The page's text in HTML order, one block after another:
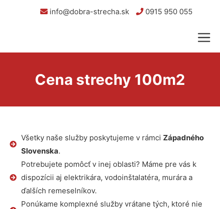
info@dobra-strecha.sk 0915 950 055
Cena strechy 100m2
Všetky naše služby poskytujeme v rámci Západného
Slovenska.
Potrebujete pomôcť v inej oblasti? Máme pre vás k
dispozícii aj elektrikára, vodoinštalatéra, murára a
ďalších remeselníkov.
Ponúkame komplexné služby vrátane tých, ktoré nie